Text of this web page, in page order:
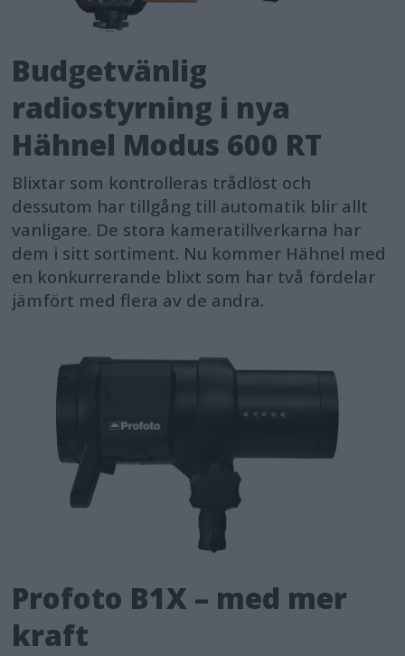
Budgetvänlig
radiostyrning i nya
Hähnel Modus 600 RT
Blixtar som kontrolleras trådlöst och
dessutom har tillgång till automatik blir allt
vanligare. De stora kameratillverkarna har
dem i sitt sortiment. Nu kommer Hähnel med
en konkurrerande blixt som har två fördelar
jämfört med flera av de andra.
Profoto B1X – med mer
kraft